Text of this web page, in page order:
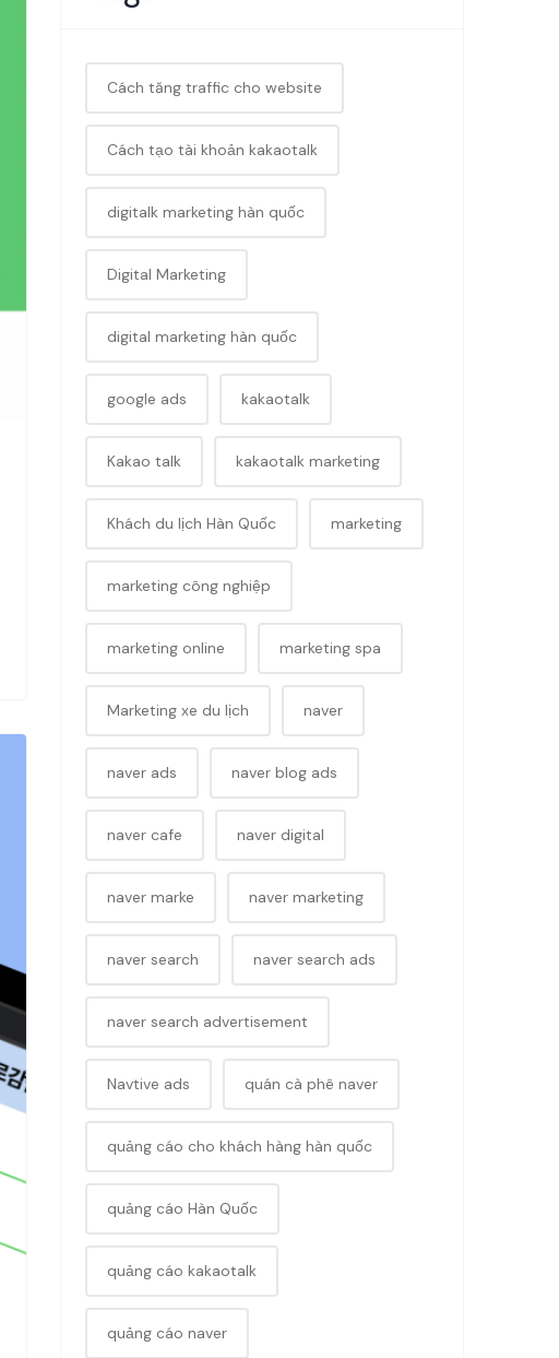
Cách tăng traffic cho website
Cách tạo tài khoản kakaotalk
digitalk marketing hàn quốc
Digital Marketing
digital marketing hàn quốc
google ads kakaotalk
Kakao talk kakaotalk marketing
Khách du lịch Hàn Quốc marketing
marketing công nghiệp
marketing online marketing spa
Marketing xe du lịch naver
naver ads naver blog ads
naver cafe naver digital
naver marke naver marketing
naver search naver search ads
naver search advertisement
Navtive ads quán cà phê naver
quảng cáo cho khách hàng hàn quốc
quảng cáo Hàn Quốc
quảng cáo kakaotalk
quảng cáo naver